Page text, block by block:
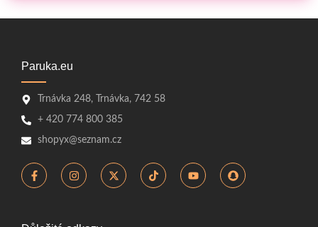
Paruka.eu
Trnávka 248, Trnávka, 742 58
+ 420 774 800 385
shopyx@seznam.cz